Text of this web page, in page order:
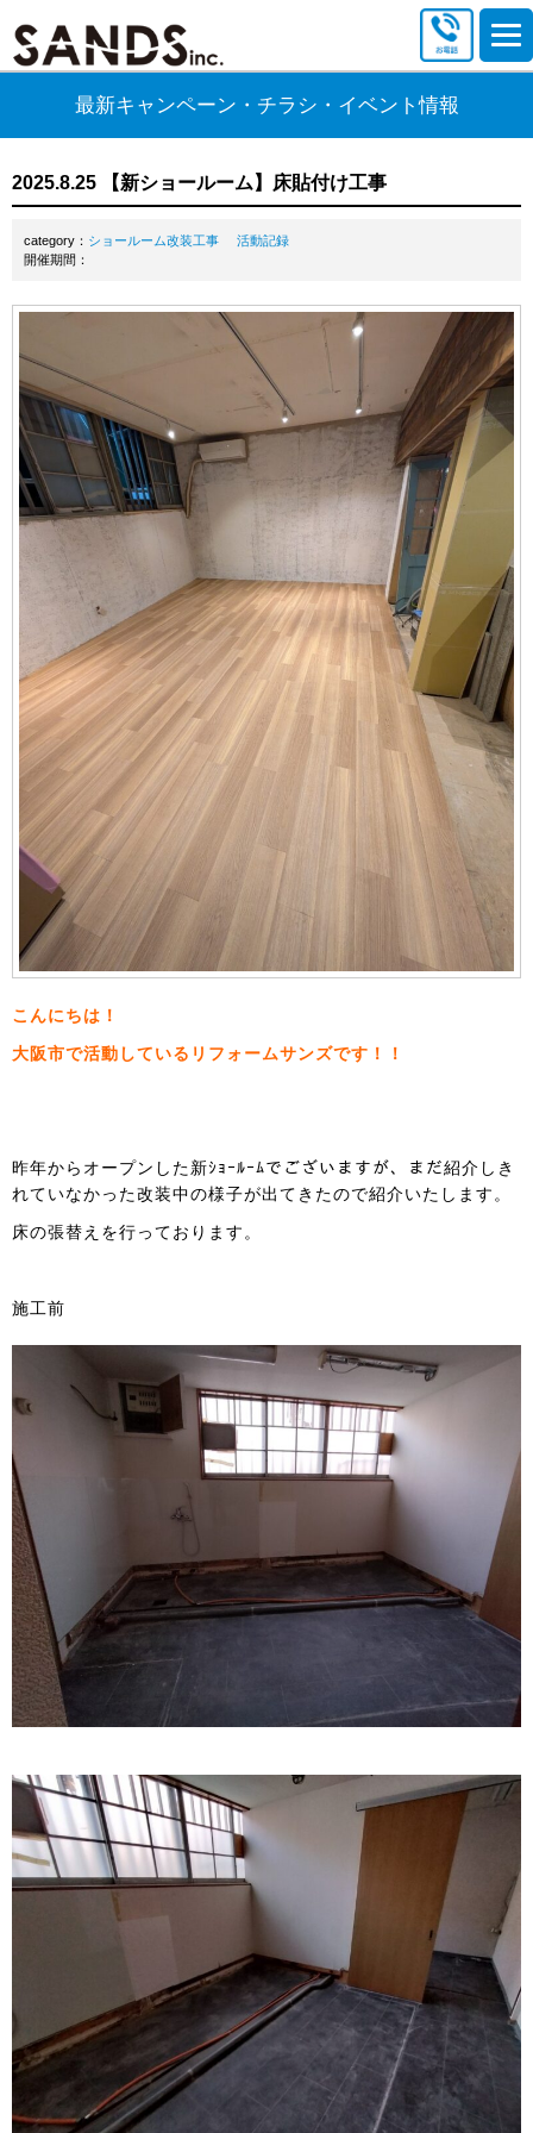
最新キャンペーン・チラシ・イベント情報
2025.8.25 【新ショールーム】床貼付け工事
category： ショールーム改装工事
活動記録
開催期間：
こんにちは！
大阪市で活動しているリフォームサンズです！！
昨年からオープンした新ｼｮｰﾙｰﾑでございますが、まだ紹介しき
れていなかった改装中の様子が出てきたので紹介いたします。
床の張替えを行っております。
施工前